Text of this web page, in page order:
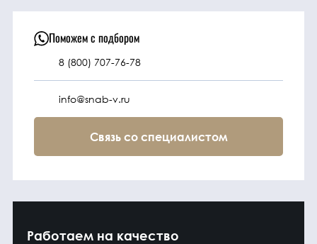
Под заказ
Поможем с подбором
8 (800) 707-76-78
info@snab-v.ru
Связь со специалистом
Работаем на качество